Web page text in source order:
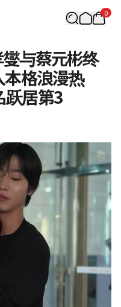
0
燮与蔡元彬终
格浪漫热
居第3